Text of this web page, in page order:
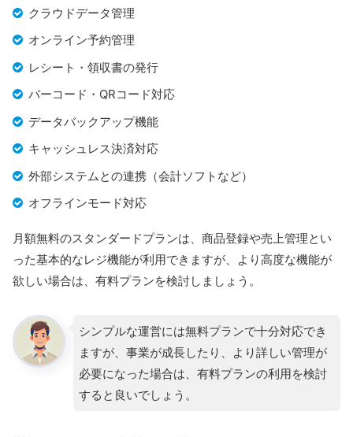
クラウドデータ管理
オンライン予約管理
レシート・領収書の発行
バーコード・QRコード対応
データバックアップ機能
キャッシュレス決済対応
外部システムとの連携（会計ソフトなど）
オフラインモード対応
月額無料のスタンダードプランは、商品登録や売上管理とい
った基本的なレジ機能が利用できますが、より高度な機能が
欲しい場合は、有料プランを検討しましょう。
シンプルな運営には無料プランで十分対応でき
ますが、事業が成長したり、より詳しい管理が
必要になった場合は、有料プランの利用を検討
すると良いでしょう。